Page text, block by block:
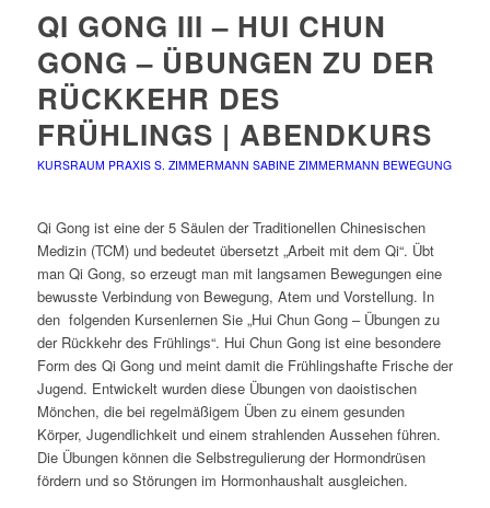
QI GONG III – HUI CHUN
GONG – ÜBUNGEN ZU DER
RÜCKKEHR DES
FRÜHLINGS | ABENDKURS
KURSRAUM PRAXIS S. ZIMMERMANN SABINE ZIMMERMANN BEWEGUNG
Qi Gong ist eine der 5 Säulen der Traditionellen Chinesischen
Medizin (TCM) und bedeutet übersetzt „Arbeit mit dem Qi“. Übt
man Qi Gong, so erzeugt man mit langsamen Bewegungen eine
bewusste Verbindung von Bewegung, Atem und Vorstellung. In
den folgenden Kursenlernen Sie „Hui Chun Gong – Übungen zu
der Rückkehr des Frühlings“. Hui Chun Gong ist eine besondere
Form des Qi Gong und meint damit die Frühlingshafte Frische der
Jugend. Entwickelt wurden diese Übungen von daoistischen
Mönchen, die bei regelmäßigem Üben zu einem gesunden
Körper, Jugendlichkeit und einem strahlenden Aussehen führen.
Die Übungen können die Selbstregulierung der Hormondrüsen
fördern und so Störungen im Hormonhaushalt ausgleichen.